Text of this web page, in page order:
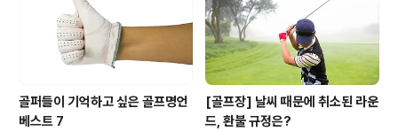
골퍼들이 기억하고 싶은 골프명언
베스트 7
[골프장] 날씨 때문에 취소된 라운
드, 환불 규정은?